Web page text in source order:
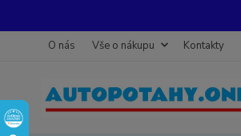
O nás Vše o nákupu Kontakty